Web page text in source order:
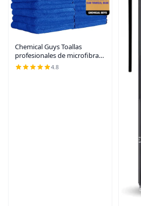
Chemical Guys Toallas
profesionales de microfibra
de alta calidad para autos,
azul, 16 x 16 pulgadas, paños
4.8